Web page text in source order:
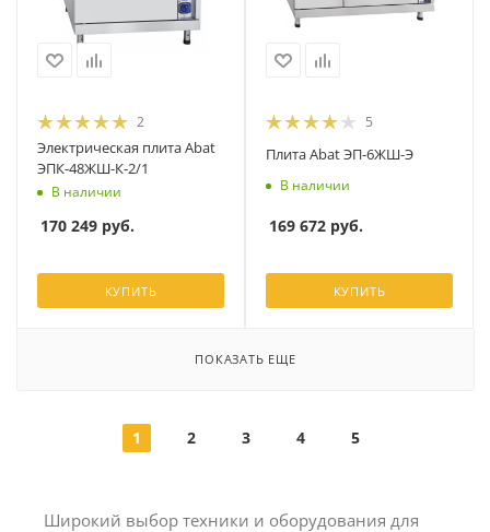
2
Электрическая плита Abat
ЭПК-48ЖШ-К-2/1
В наличии
170 249 руб.
КУПИТЬ
5
Плита Abat ЭП-6ЖШ-Э
В наличии
169 672 руб.
КУПИТЬ
ПОКАЗАТЬ ЕЩЕ
1 2 3 4 5
Широкий выбор техники и оборудования для